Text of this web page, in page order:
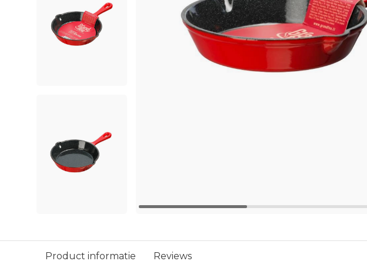
Product informatie Reviews